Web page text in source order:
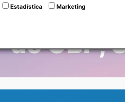
tus
de GBP,
Estadística Marketing